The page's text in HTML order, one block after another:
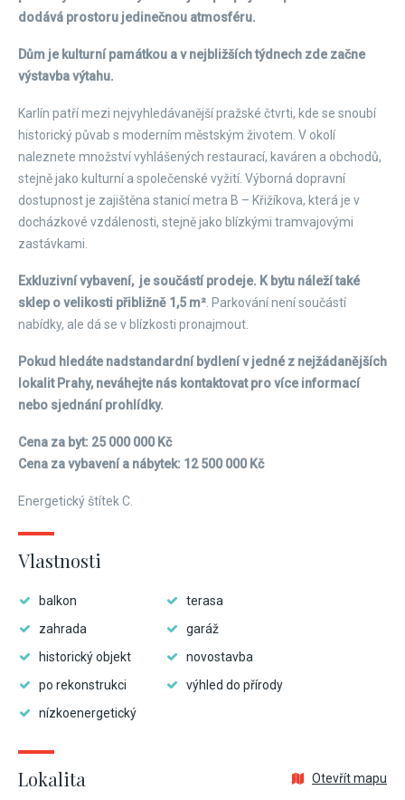
dodává prostoru jedinečnou atmosféru.
Dům je kulturní památkou a v nejbližších týdnech zde začne
výstavba výtahu.
Karlín patří mezi nejvyhledávanější pražské čtvrti, kde se snoubí
historický půvab s moderním městským životem. V okolí
naleznete množství vyhlášených restaurací, kaváren a obchodů,
stejně jako kulturní a společenské vyžití. Výborná dopravní
dostupnost je zajištěna stanicí metra B – Křižíkova, která je v
docházkové vzdálenosti, stejně jako blízkými tramvajovými
zastávkami.
Exkluzivní vybavení, je součástí prodeje. K bytu náleží také
sklep o velikosti přibližně 1,5 m² . Parkování není součástí
nabídky, ale dá se v blízkosti pronajmout.
Pokud hledáte nadstandardní bydlení v jedné z nejžádanějších
lokalit Prahy, neváhejte nás kontaktovat pro více informací
nebo sjednání prohlídky.
Cena za byt: 25 000 000 Kč
Cena za vybavení a nábytek: 12 500 000 Kč
Energetický štítek C.
Vlastnosti
balkon
terasa
zahrada
garáž
historický objekt
novostavba
po rekonstrukci
výhled do přírody
nízkoenergetický
Lokalita Otevřít mapu